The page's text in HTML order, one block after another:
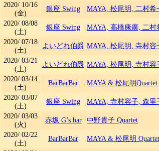
2020/ 10/16
(金)
銀座 Swing MAYA, 松尾明, 二村
2020/ 08/08
(土)
銀座 Swing MAYA, 高橋康廣, 二村
2020/ 07/18
(土)
よいどれ伯爵 MAYA, 松尾明, 寺村容
2020/ 03/21
(土)
よいどれ伯爵 MAYA, 松尾明, 寺村容
2020/ 03/14
(土)
BarBarBar MAYA & 松尾明Quartet
2020/ 03/07
(土)
銀座 Swing MAYA, 寺村容子, 森里
2020/ 03/03
(火)
赤坂 G’s bar 中野貴子 Quartet
2020/ 02/22
(土)
BarBarBar MAYA & 松尾明 Quartet